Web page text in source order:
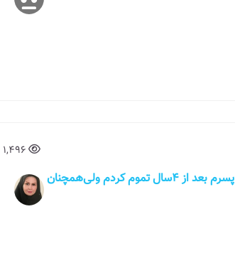
دختری۲۳ ساله هستم.تازگیا رابطم رو با دوست پسرم بعد از ۴سال تموم کردم ولی‌همچنان
1,496